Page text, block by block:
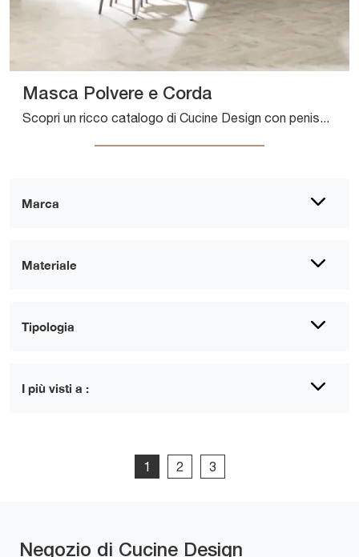
Marca
Materiale
Tipologia
I più visti a :
Masca Polvere e Corda
Scopri un ricco catalogo di Cucine Design con penisola: la cucina Masca Polvere e Corda Aran è adesso disponibile in laccato opaco!
1 2 3
Negozio di Cucine Design